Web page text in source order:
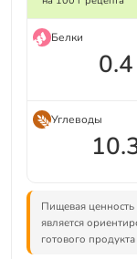
Белки
0.4
Углеводы
Пищевая
является
готового